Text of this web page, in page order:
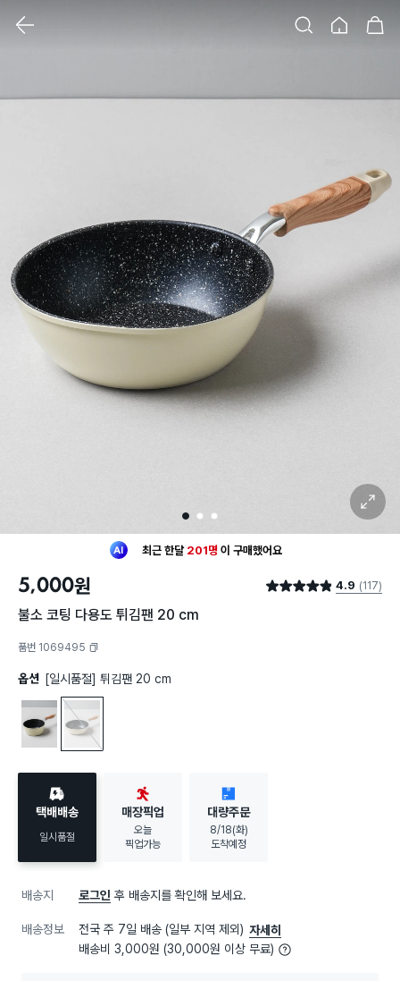
1 2 3
확대 보기
최근 한달 201명 이 구매했어요
구매했어요
5,000원 별점 4.9점 4.9 (117)
불소 코팅 다용도 튀김팬 20 cm
품번 1069495
옵션 [일시품절] 튀김팬 20 cm
냄비 18 cm튀김팬 20 cm
택배배송
일시품절
매장픽업
오늘
픽업가능
대량주문
8/18(화)
도착예정
배송지 로그인 후 배송지를 확인해 보세요.
배송정보 전국 주 7일 배송 (일부 지역 제외) 자세히
배송비 3,000원 (30,000원 이상 무료)